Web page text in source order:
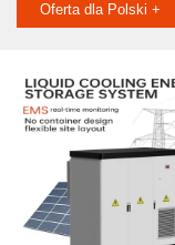
Oferta dla Polski +